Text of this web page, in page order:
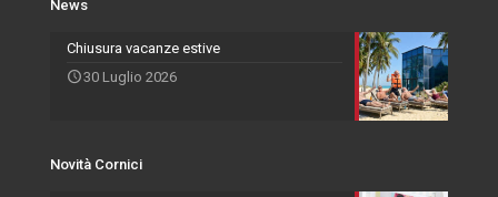
Novità Arte
News
Chiusura vacanze estive
30 Luglio 2026
Novità Cornici